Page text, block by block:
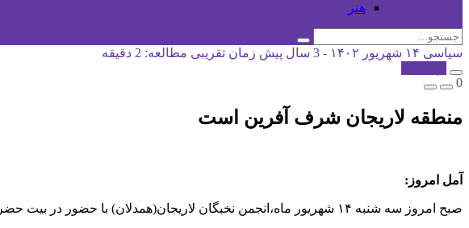
هنر
سیاسی ۱۴ شهریور ۱۴۰۲ - 3 سال پیش
زمان تقریبی مطالعه: 2 دقیقه
0
منطقه لاریجان شرف آفرین است
آمل امروز:
صبح امروز سه شنبه ۱۴ شهریور ماه،انجمن نخبگان لاریجان(همدلان) با حضور در بیت حضرت علامه جوادی آملی در منطقه احمد آباد دماوند با ایشان دیدار و گفتگو کردند.